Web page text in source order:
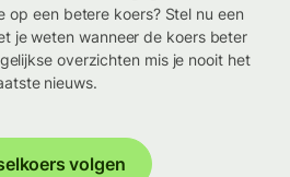
op een betere koers? Stel nu een
je weten wanneer de koers beter
overzichten mis je nooit het
nieuws.
volgen